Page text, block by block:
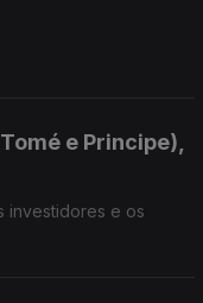
e Principe),
investidores e os